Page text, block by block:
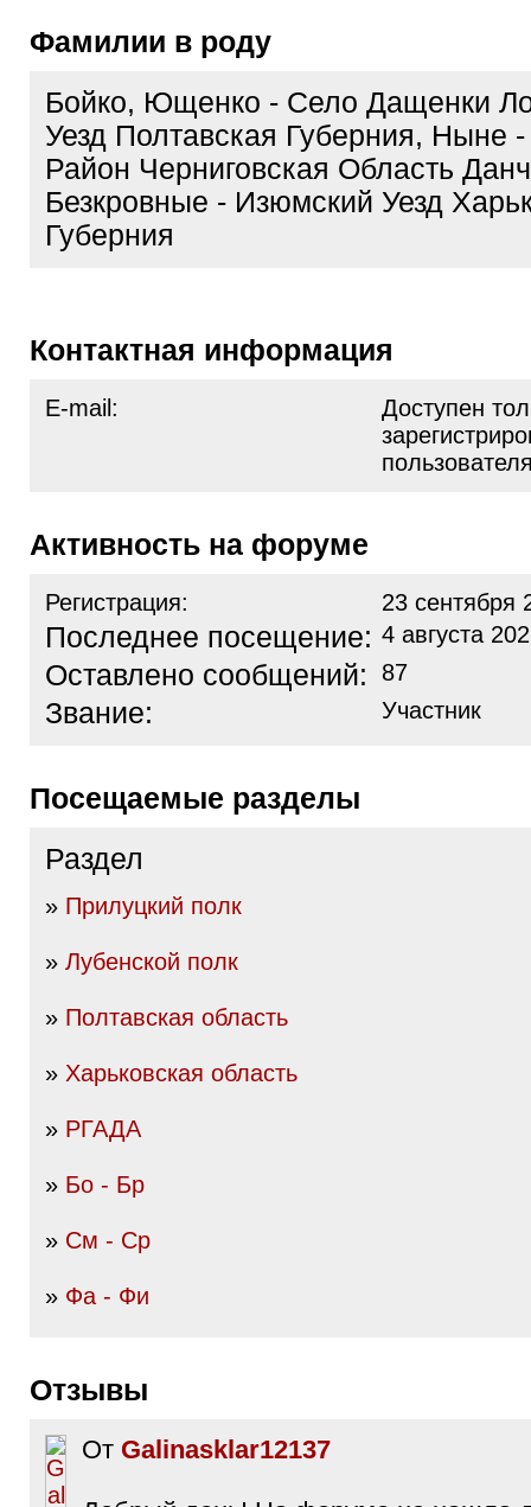
Фамилии в роду
Бойко, Ющенко - Село Дащенки
Уезд Полтавская Губерния, Ныне
Район Черниговская Область
Безкровные - Изюмский Уезд
Губерния
Контактная информация
E-mail:
Доступен
Активность на форуме
Регистрация: 23 сентября
Последнее посещение: 4 августа
Оставлено сообщений: 87
Звание: Участник
Посещаемые разделы
Раздел
» Прилуцкий полк
» Лубенской полк
» Полтавская область
» Харьковская область
» РГАДА
» Бо - Бр
» См - Ср
» Фа - Фи
Отзывы
От Galinasklar12137